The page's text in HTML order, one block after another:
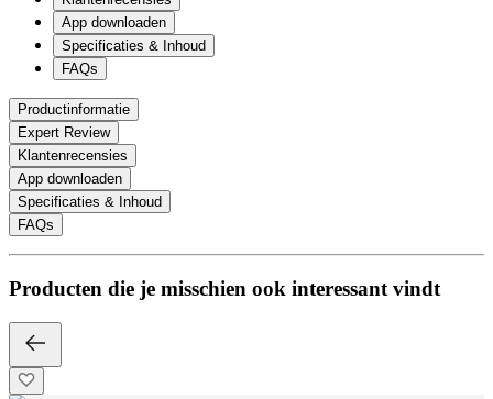
App downloaden
Specificaties & Inhoud
FAQs
Productinformatie
Expert Review
Klantenrecensies
App downloaden
Specificaties & Inhoud
FAQs
Producten die je misschien ook interessant vindt